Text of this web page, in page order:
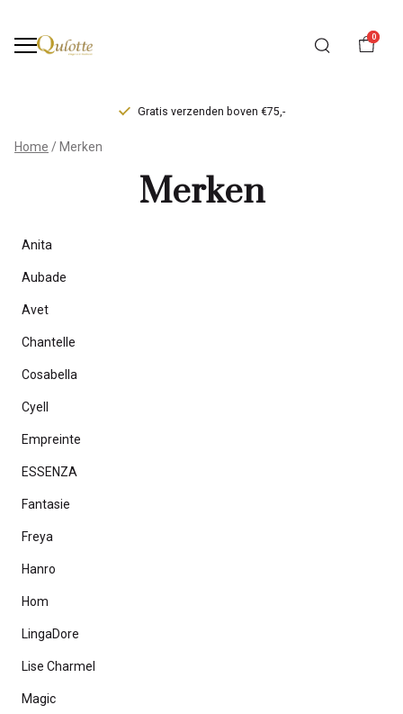
0
Gratis verzenden boven €75,-
Merken
Qulotte
Home Merken
Merken
Anita
Aubade
Avet
Chantelle
Cosabella
Cyell
Empreinte
ESSENZA
Fantasie
Freya
Hanro
Hom
LingaDore
Lise Charmel
Magic